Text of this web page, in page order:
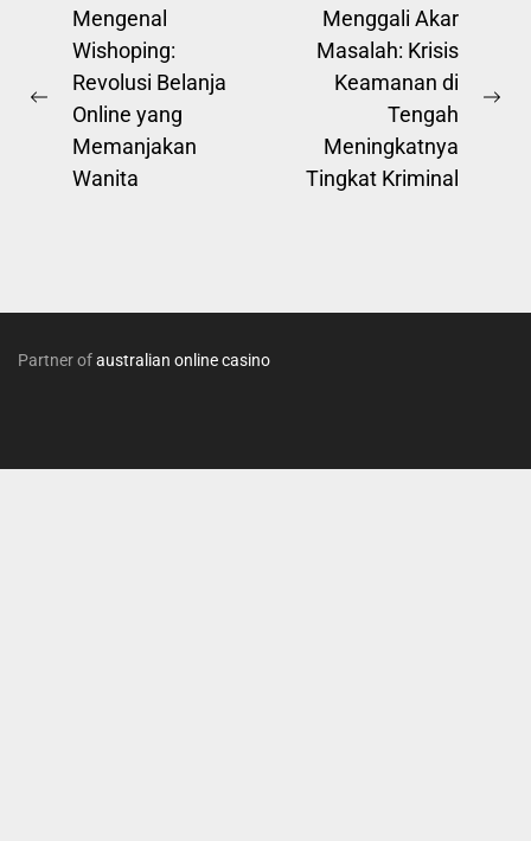
Post
navigation
Previous
post:
Mengenal
Wishoping:
Revolusi Belanja
Online yang
Memanjakan
Wanita
Menggali Akar
Masalah: Krisis
Keamanan di
Tengah
Meningkatnya
Tingkat Kriminal
Partner ofaustralian online casino